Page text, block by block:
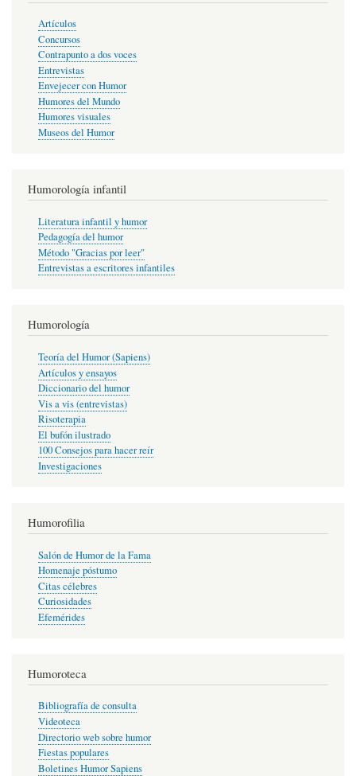
Artículos
Concursos
Contrapunto a dos voces
Entrevistas
Envejecer con Humor
Humores del Mundo
Humores visuales
Museos del Humor
Humorología infantil
Literatura infantil y humor
Pedagogía del humor
Método "Gracias por leer"
Entrevistas a escritores infantiles
Humorología
Teoría del Humor (Sapiens)
Artículos y ensayos
Diccionario del humor
Vis a vis (entrevistas)
Risoterapia
El bufón ilustrado
100 Consejos para hacer reír
Investigaciones
Humorofilia
Salón de Humor de la Fama
Homenaje póstumo
Citas célebres
Curiosidades
Efemérides
Humoroteca
Bibliografía de consulta
Videoteca
Directorio web sobre humor
Fiestas populares
Boletines Humor Sapiens